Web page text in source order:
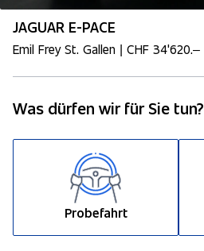
JAGUAR E-PACE
Emil Frey St. Gallen | CHF 34'620.–
Was dürfen wir für Sie tun?
Probefahrt